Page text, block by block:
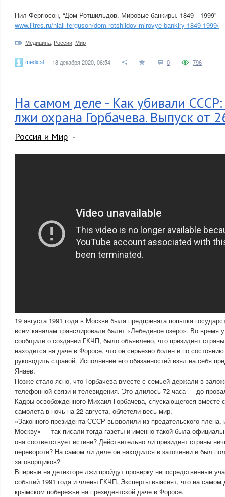
Нил Фергюсон, “Дом Ротшильдов. Мировые банкиры. 1849—1999”
www.litres.ru/niall-ferguson/dom-rotshildov-mirovye-bankiry-1849-1999/
Медицина России Мир
medical 18 декабря 2020, 06:54 0 796
На самом деле - Как убивали
лжи охрана Горбачева. Выпуск от
Россия и Мир
19 августа 1991 года в Москве была предпринята попытка
всем каналам транслировали балет «Лебединое озеро». Во время
сообщили о создании ГКЧП, было объявлено, что президент
находится на даче в Форосе, что он серьезно болен и по
руководить страной. Исполнение его обязанностей взял на себя
Янаев.
Позже стало ясно, что Горбачева вместе с семьей держали в
телефонной связи и телевидения. Это длилось 72 часа — до
Кадры освобожденного Михаил Горбачева, спускающегося вместе
самолета в ночь на 22 августа, облетели весь мир.
«Законного президента СССР вызволили из предательского
Москву» — так писали тогда газеты и именно такой была
она соответствует истине? Действительно ли президент страны
перевороте? На самом ли деле он находился в заточении и был
заговорщиков?
Впервые на детекторе лжи пройдут проверку непосредственные
событий 1991 года и члены ГКЧП. Эксперты выяснят, что на самом
крымском побережье на президентской даче в Форосе.